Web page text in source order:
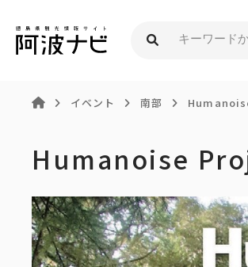
イベント 南部
Humanoise